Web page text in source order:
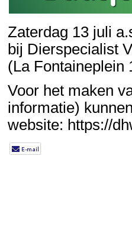
Zaterdag 13 juli
bij Dierspecialist
(La Fontaineplein
Voor het maken
informatie)
website: https://